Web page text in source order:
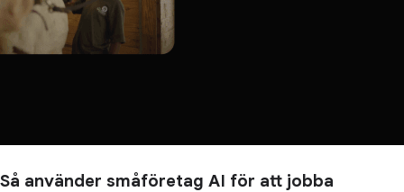
Så använder småföretag AI för att jobba